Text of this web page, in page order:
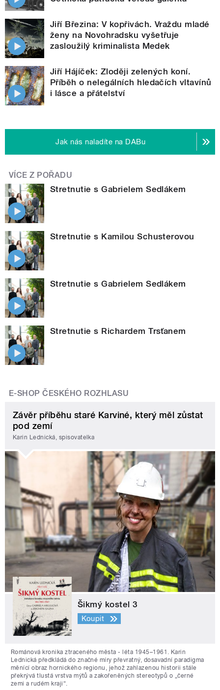
Jiří Březina: V kopřivách. Vraždu mladé
ženy na Novohradsku vyšetřuje
zasloužilý kriminalista Medek
Jiří Hájíček: Zloději zelených koní.
Příběh o nelegálních hledačích vltavínů
i lásce a přátelství
Jak nás naladíte na DABu
VÍCE Z POŘADU
Stretnutie s Gabrielem Sedlákem
Stretnutie s Kamilou Schusterovou
Stretnutie s Gabrielem Sedlákem
Stretnutie s Richardem Trsťanem
E-SHOP ČESKÉHO ROZHLASU
Závěr příběhu staré Karviné, který měl zůstat
pod zemí
Karin Lednická, spisovatelka
Šikmý kostel 3
Koupit
Románová kronika ztraceného města - léta 1945–1961. Karin
Lednická předkládá do značné míry převratný, dosavadní paradigma
měnící obraz hornického regionu, jehož zahlazenou historii stále
překrývá tlustá vrstva mýtů a zakořeněných stereotypů o „černé
zemi a rudém kraji“.